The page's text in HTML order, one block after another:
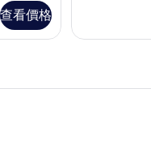
查看價格
片
的
特福德 Leonardo 飯店